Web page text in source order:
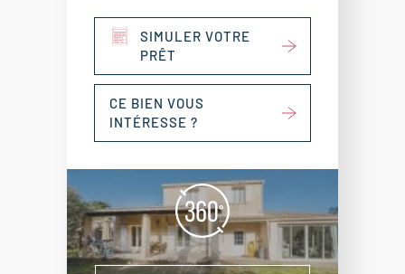
SIMULER VOTRE
PRÊT
CE BIEN VOUS
INTÉRESSE ?